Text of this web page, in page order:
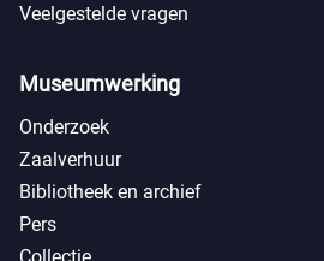
Veelgestelde vragen
Museumwerking
Onderzoek
Zaalverhuur
Bibliotheek en archief
Pers